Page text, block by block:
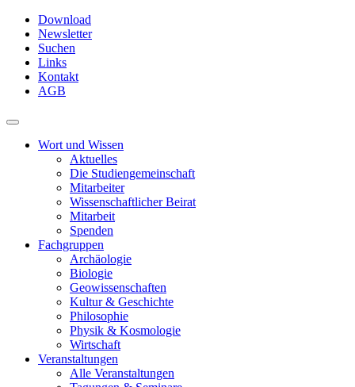
Skip
main
content
Download
Newsletter
Suchen
Links
Kontakt
AGB
Toggle
navigationWort und Wissen
Aktuelles
Die Studiengemeinschaft
Mitarbeiter
Wissenschaftlicher Beirat
Mitarbeit
Spenden
Fachgruppen
Archäologie
Biologie
Geowissenschaften
Kultur & Geschichte
Philosophie
Physik & Kosmologie
Wirtschaft
Veranstaltungen
Alle Veranstaltungen